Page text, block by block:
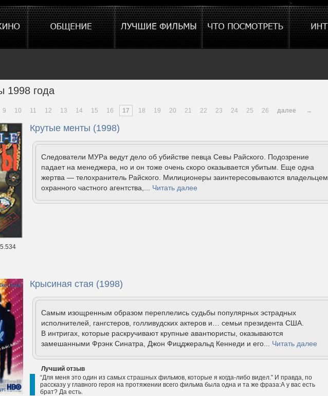
>
1998 года
9 10 11 12 13 14 15 16 17 18 19 20 21 22 23 24 25 26 далее →
Крутые менты (1998)
Следователи МУРа ведут дело об убийстве певца Севы Райского. Подозрение
падает на менеджера, но и он тоже очень скоро оказывается убитым. Еще одна
жертва — телохранитель Райского. Милиционеры заинтересовываются владельцем
охранного частного агентства,... Читать далее
Крысиная стая (1998)
Самым изощренным образом переплелись судьбы популярных эстрадных
исполнителей, гангстеров, голливудских актеров и… семьи президента США.
В интригах, которые раскручивают крупные авантюристы, оказываются
замешанными Фрэнк Синатра, Джон Фицджеральд Кеннеди и его... Читать далее
Лучший отзыв
“Для меня это один из самых страшных фильмов, которые я когда-либо видел.” И правда, по
рассказу у главного героя на протяжении всего фильма была одна и та же фраза:А у вас есть
брат? Да есть.